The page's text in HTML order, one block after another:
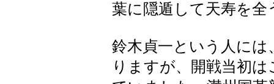
葉に隠遁して天寿を全
鈴木貞一という人に
りますが、開戦当初